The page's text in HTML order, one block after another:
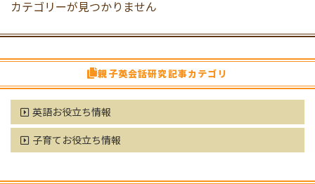
カテゴリーが見つかりません
親子英会話研究記事カテゴリ
英語お役立ち情報
子育てお役立ち情報